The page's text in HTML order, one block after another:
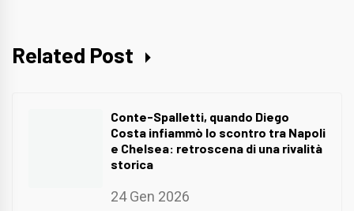
Related Post
Conte-Spalletti, quando Diego
Costa infiammò lo scontro tra Napoli
e Chelsea: retroscena di una rivalità
storica
24 Gen 2026